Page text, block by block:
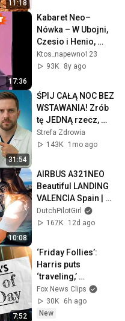
11:18
17:36
Kabaret Neo–
Nówka – W Ubojni,
Czesio i Henio,
Sonda Historyczna
Ktos_napewno123
93K
8y ago
31:54
ŚPIJ CAŁĄ NOC BEZ
WSTAWANIA! Zrób
tę JEDNĄ rzecz,
żeby nie biegać do
toalety w nocy
Strefa Zdrowia
143K
1mo ago
10:08
AIRBUS A321NEO
Beautiful LANDING
VALENCIA Spain |
Runway 12 | Cockpit
View | Airline Pilot
DutchPilotGirl
167K
12d ago
7:52
‘Friday Follies’:
Harris puts
‘traveling,’
‘limitation’ on
REPEAT
Fox News Clips
30K
6h ago
New